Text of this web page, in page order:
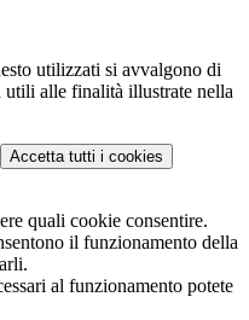
utilizzati si avvalgono di
utili alle finalità illustrate nella
Accetta tutti i cookies
quali cookie consentire.
il funzionamento della
al funzionamento potete